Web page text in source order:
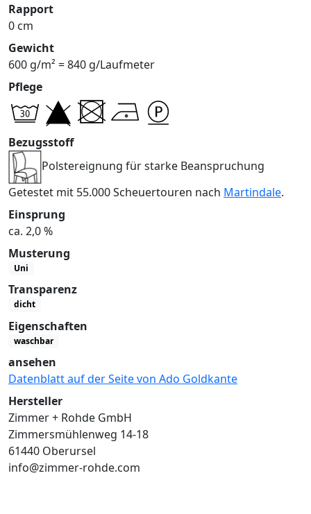
Rapport
0 cm
Gewicht
600 g/m² = 840 g/Laufmeter
Pflege
Bezugsstoff
Polstereignung für starke Beanspruchung
Getestet mit 55.000 Scheuertouren nach Martindale.
Einsprung
ca. 2,0 %
Musterung
Uni
Transparenz
dicht
Eigenschaften
waschbar
ansehen
Datenblatt auf der Seite von Ado Goldkante
Hersteller
Zimmer + Rohde GmbH
Zimmersmühlenweg 14-18
61440 Oberursel
info@zimmer-rohde.com